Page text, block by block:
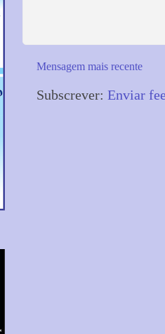
Mensagem mais recente
Subscrever: Enviar